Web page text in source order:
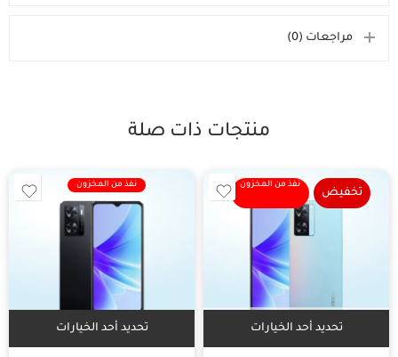
مراجعات (0)
منتجات ذات صلة
تخفيض
نفذ من المخزون
تحديد أحد الخيارات
نفذ من المخزون
تحديد أحد الخيارات